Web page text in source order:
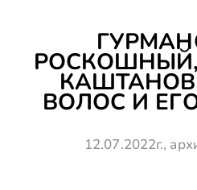
ВОЛОС И
12.07.2022г.,